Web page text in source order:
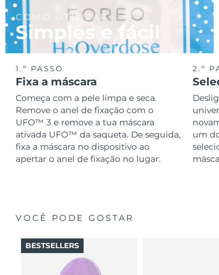
COMO UTILIZAR
Simples e fácil
1.º PASSO
Fixa a máscara
Começa com a pele limpa e seca.
Remove o anel de fixação com o
UFO™ 3 e remove a tua máscara
ativada UFO™ da saqueta. De seguida,
fixa a máscara no dispositivo ao
apertar o anel de fixação no lugar.
2.º
um
VOCÊ PODE GOSTAR
BESTSELLERS